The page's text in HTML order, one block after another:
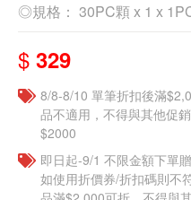
◎規格： 30PC顆 x 1 x
$ 329
8/8-8/10 單筆折扣後滿
品不適用，不得與其他促
$2000
即日起-9/1 不限金額下單
如使用折價券/折扣碼則不